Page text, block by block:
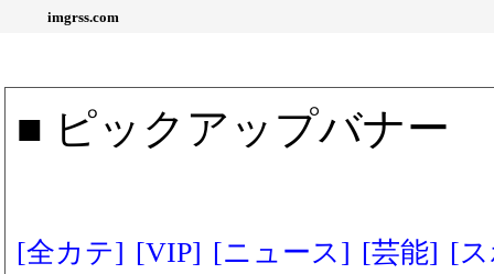
imgrss.com
■ ピックアップバナー
[全カテ] [VIP] [ニュース] [芸能] [